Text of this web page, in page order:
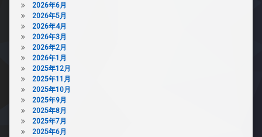
2026年6月
2026年5月
2026年4月
2026年3月
2026年2月
2026年1月
2025年12月
2025年11月
2025年10月
2025年9月
2025年8月
2025年7月
2025年6月